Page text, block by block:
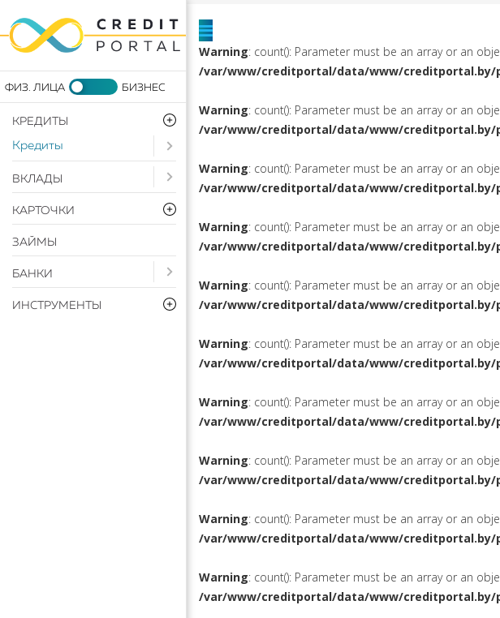
КРЕДИТЫ
Open submenu ( Кредиты)
Кредиты
Open submenu ( Вклады)
ВКЛАДЫ
КАРТОЧКИ
ЗАЙМЫ
Open submenu ( Банки)
БАНКИ
ИНСТРУМЕНТЫ
Warning: count(): Parameter must be an array or an
/var/www/creditportal/data/www/creditportal.by/
Warning: count(): Parameter must be an array or an
/var/www/creditportal/data/www/creditportal.by/
Warning: count(): Parameter must be an array or an
/var/www/creditportal/data/www/creditportal.by/
Warning: count(): Parameter must be an array or an
/var/www/creditportal/data/www/creditportal.by/
Warning: count(): Parameter must be an array or an
/var/www/creditportal/data/www/creditportal.by/
Warning: count(): Parameter must be an array or an
/var/www/creditportal/data/www/creditportal.by/
Warning: count(): Parameter must be an array or an
/var/www/creditportal/data/www/creditportal.by/
Warning: count(): Parameter must be an array or an
/var/www/creditportal/data/www/creditportal.by/
Warning: count(): Parameter must be an array or an
/var/www/creditportal/data/www/creditportal.by/
Warning: count(): Parameter must be an array or an
/var/www/creditportal/data/www/creditportal.by/